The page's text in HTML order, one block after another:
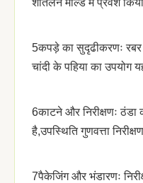
शीतलन मोल्ड में प्रवेश
5कपड़े का सुदृढीकरणः
चांदी के पहिया का
6काटने और निरीक्षणः
है,उपस्थिति गुणवत्ता
7पैकेजिंग और भंडारणः